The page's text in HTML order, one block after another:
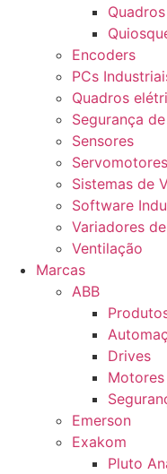
Encoders
PCs
Quadros
Segurança
Sensores
Sistemas de
Software
Variadores
Ventilação
Marcas
ABB
Drives
Motores
Emerson
Exakom
Pluto